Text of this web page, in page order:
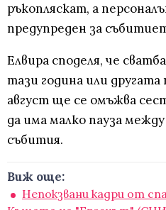
ръкопляскат, а
предупреден за
Елвира споделя, че
тази година или
август ще се омъжва
да има малко пауза
събития.
Виж още:
Непокзвани кадри от